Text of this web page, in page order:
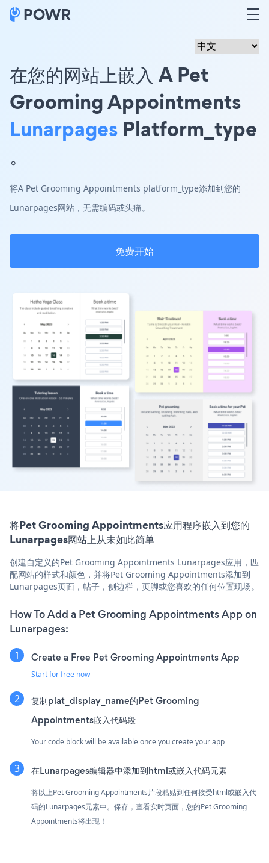
在您的网站上嵌入 A Pet
Grooming Appointments
Lunarpages Platform_type
。
将A Pet Grooming Appointments platform_type添加到您的
Lunarpages网站，无需编码或头痛。
免费开始
将Pet Grooming Appointments应用程序嵌入到您的
Lunarpages网站上从未如此简单
创建自定义的Pet Grooming Appointments Lunarpages应用，匹
配网站的样式和颜色，并将Pet Grooming Appointments添加到
Lunarpages页面，帖子，侧边栏，页脚或您喜欢的任何位置现场。
How To Add a Pet Grooming Appointments App on
Lunarpages:
Create a Free Pet Grooming Appointments App
Start for free now
复制plat_display_name的Pet Grooming
Appointments嵌入代码段
Your code block will be available once you create your app
在Lunarpages编辑器中添加到html或嵌入代码元素
将以上Pet Grooming Appointments片段粘贴到任何接受html或嵌入代
码的Lunarpages元素中。保存，查看实时页面，您的Pet Grooming
Appointments将出现！